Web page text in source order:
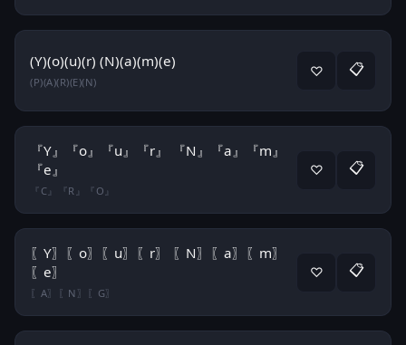
(Y)(o)(u)(r) (N)(a)(m)(e)
(P)(A)(R)(E)(N)
♡ 📋
『Y』『o』『u』『r』 『N』『a』『m』
『e』
『C』『R』『O』
♡ 📋
〖Y〗〖o〗〖u〗〖r〗 〖N〗〖a〗〖m〗
〖e〗
〖A〗〖N〗〖G〗
♡ 📋